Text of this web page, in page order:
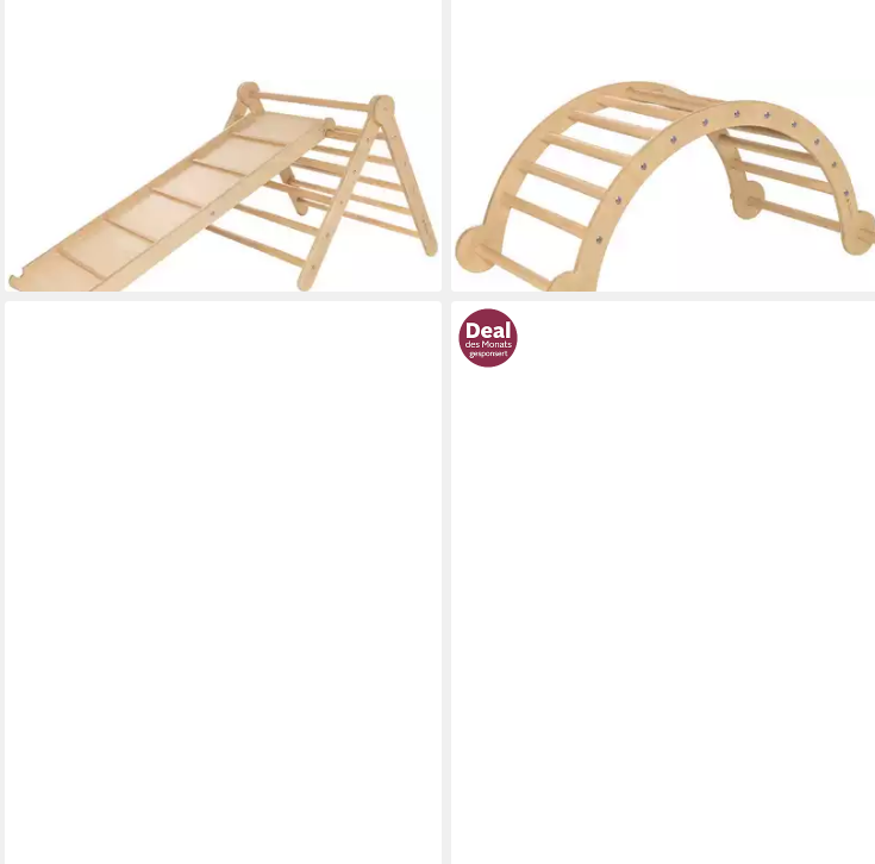
Klettergerüst Kletterset »Kari« mit Dreieck und
249,00 €
nur diesen Monat
-36%
lieferbar - in 6-8 Werktagen bei dir
Klettergerüst Kletterbogen und Wippe »Kari«,
Made in Europe
115,99 €
UVP169,00 €
nur diesen Monat
-31%
lieferbar - in 6-8 Werktagen bei dir